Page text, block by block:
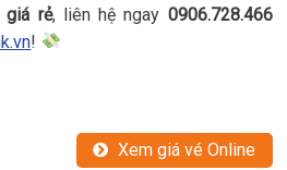
giá rẻ, liên hệ ngay 0906.728.466
!
Xem giá vé Online